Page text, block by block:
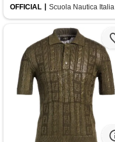
OFFICIAL
Scuola Nautica Italiana